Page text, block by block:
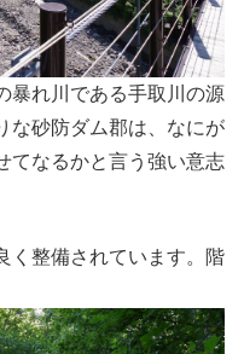
暴れ川である手取川の源
な砂防ダム郡は、なにが
てなるかと言う強い意志
く整備されています。階